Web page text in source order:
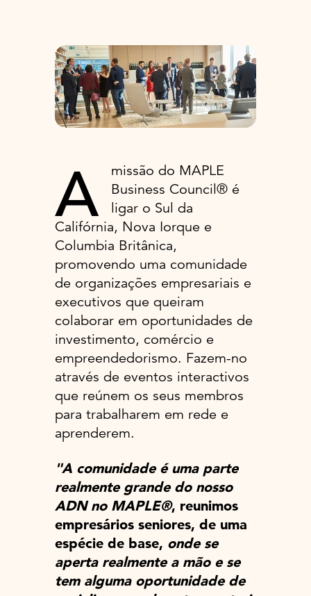
A
missão do MAPLE
Business Council® é
ligar o Sul da
Califórnia, Nova Iorque e
Columbia Britânica,
promovendo uma comunidade
de organizações empresariais e
executivos que queiram
colaborar em oportunidades de
investimento, comércio e
empreendedorismo. Fazem-no
através de eventos interactivos
que reúnem os seus membros
para trabalharem em rede e
aprenderem.
"A comunidade é uma parte
realmente grande do nosso
ADN no MAPLE®, reunimos
empresários seniores, de uma
espécie de base, onde se
aperta realmente a mão e se
tem alguma oportunidade de